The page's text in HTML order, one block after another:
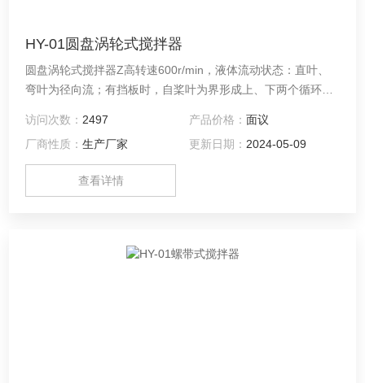
HY-01圆盘涡轮式搅拌器
圆盘涡轮式搅拌器Z高转速600r/min，液体流动状态：直叶、
弯叶为径向流；有挡板时，自桨叶为界形成上、下两个循环
访问次数： 2497 产品价格： 面议
厂商性质：生产厂家 更新日期： 2024-05-09
查看详情